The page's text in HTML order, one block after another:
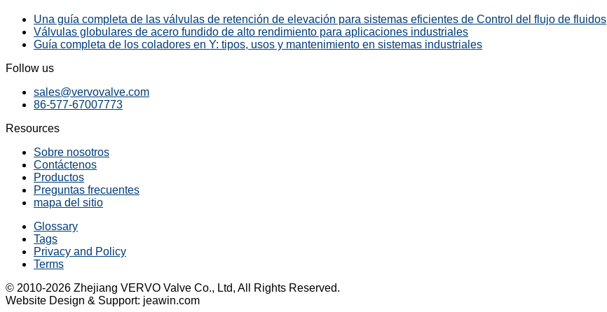
Una guía completa de las válvulas de retención de elevación para sistemas eficientes de Control del flujo de fluidos
Válvulas globulares de acero fundido de alto rendimiento para aplicaciones industriales
Guía completa de los coladores en Y: tipos, usos y mantenimiento en sistemas industriales
Follow us
sales@vervovalve.com
86-577-67007773
Resources
Sobre nosotros
Contáctenos
Productos
Preguntas frecuentes
mapa del sitio
Glossary
Tags
Privacy and Policy
Terms
© 2010-2026 Zhejiang VERVO Valve Co., Ltd, All Rights Reserved.
Website Design & Support: jeawin.com